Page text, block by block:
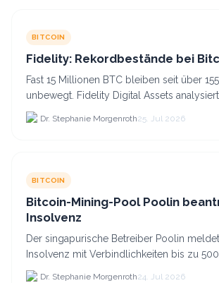
BITCOIN
Fidelity: Rekordbestände bei
Fast 15 Millionen BTC bleiben seit über
unbewegt. Fidelity Digital Assets
Anlegerüberzeugung trotz Kursverlusten
BTC-Preis.
Dr. Stephanie Morgenroth25. Jul 2026
BITCOIN
Bitcoin-Mining-Pool Poolin
Insolvenz
Der singapurische Betreiber Poolin meldet
Insolvenz mit Verbindlichkeiten bis zu
plant den Verkauf zweier Texas-Standorte
Dr. Stephanie Morgenroth24. Jul 2026